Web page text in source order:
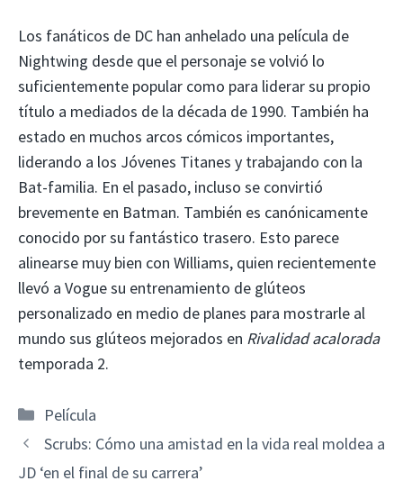
Los fanáticos de DC han anhelado una película de
Nightwing desde que el personaje se volvió lo
suficientemente popular como para liderar su propio
título a mediados de la década de 1990. También ha
estado en muchos arcos cómicos importantes,
liderando a los Jóvenes Titanes y trabajando con la
Bat-familia. En el pasado, incluso se convirtió
brevemente en Batman. También es canónicamente
conocido por su fantástico trasero. Esto parece
alinearse muy bien con Williams, quien recientemente
llevó a Vogue su entrenamiento de glúteos
personalizado en medio de planes para mostrarle al
mundo sus glúteos mejorados en Rivalidad acalorada
temporada 2.
Categorías
Película
Scrubs: Cómo una amistad en la vida real moldea a
JD ‘en el final de su carrera’